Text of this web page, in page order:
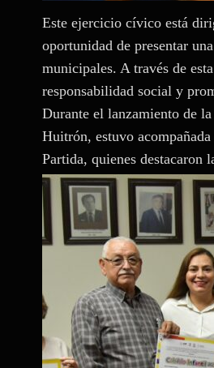
Este ejercicio cívico está
oportunidad de presentar
municipales. A través de
responsabilidad social y
Durante el lanzamiento de
Huitrón, estuvo
Partida, quienes